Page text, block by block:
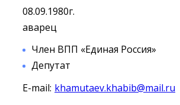
08.09.1980г.
аварец
Член ВПП «Единая Россия»
Депутат
E-mail: khamutaev.khabib@mail.ru